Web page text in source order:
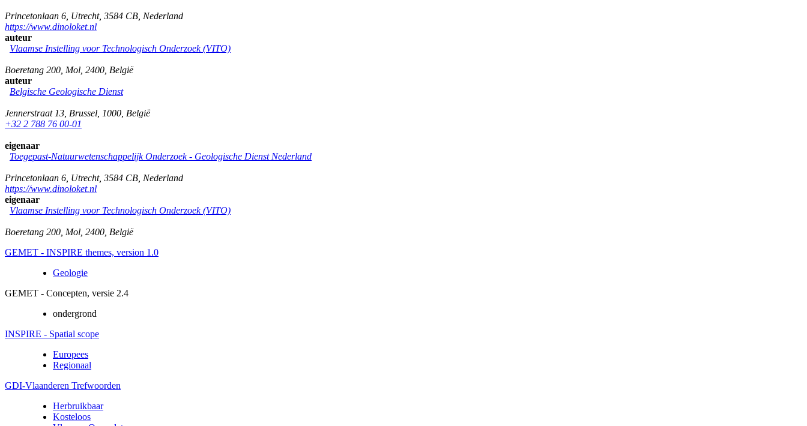
Princetonlaan 6 Utrecht, 3584 CB Nederland
https://www.dinoloket.nl
auteur
Vlaamse Instelling voor Technologisch Onderzoek (VITO)
Boeretang 200 Mol 2400 België
auteur
Belgische Geologische Dienst
Jennerstraat 13 Brussel 1000 België
+32 2 788 76 00-01
eigenaar
Toegepast-Natuurwetenschappelijk Onderzoek - Geologische Dienst Nederland
Princetonlaan 6 Utrecht, 3584 CB Nederland
https://www.dinoloket.nl
eigenaar
Vlaamse Instelling voor Technologisch Onderzoek (VITO)
Boeretang 200 Mol 2400 België
GEMET - INSPIRE themes, version 1.0
Geologie
GEMET - Concepten, versie 2.4
ondergrond
INSPIRE - Spatial scope
Europees
Regionaal
GDI-Vlaanderen Trefwoorden
Herbruikbaar
Kosteloos